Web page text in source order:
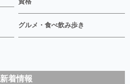
グルメ・食べ飲み歩き
新着情報